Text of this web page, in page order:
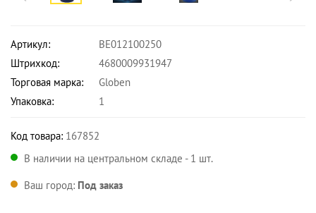
Артикул:
BE012100250
Штрихкод:
4680009931947
Торговая марка:
Globen
Упаковка:
1
Код товара: 167852
В наличии на центральном складе - 1 шт.
Ваш город: Под заказ